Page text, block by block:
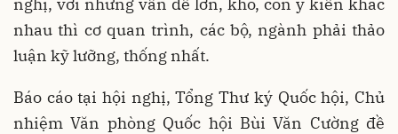
nhau thì cơ quan trình, các bộ, ngành phải thảo
luận kỹ lưỡng, thống nhất.
Báo cáo tại hội nghị, Tổng Thư ký Quốc hội, Chủ
nhiệm Văn phòng Quốc hội Bùi Văn Cường đề